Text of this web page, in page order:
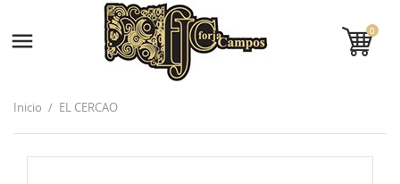
 0
Inicio EL CERCAO